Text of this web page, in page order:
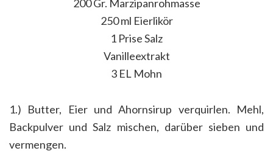
200 Gr. Marzipanrohmasse
250 ml Eierlikör
1 Prise Salz
Vanilleextrakt
3 EL Mohn
1.) Butter, Eier und Ahornsirup verquirlen. Mehl,
Backpulver und Salz mischen, darüber sieben und
vermengen.